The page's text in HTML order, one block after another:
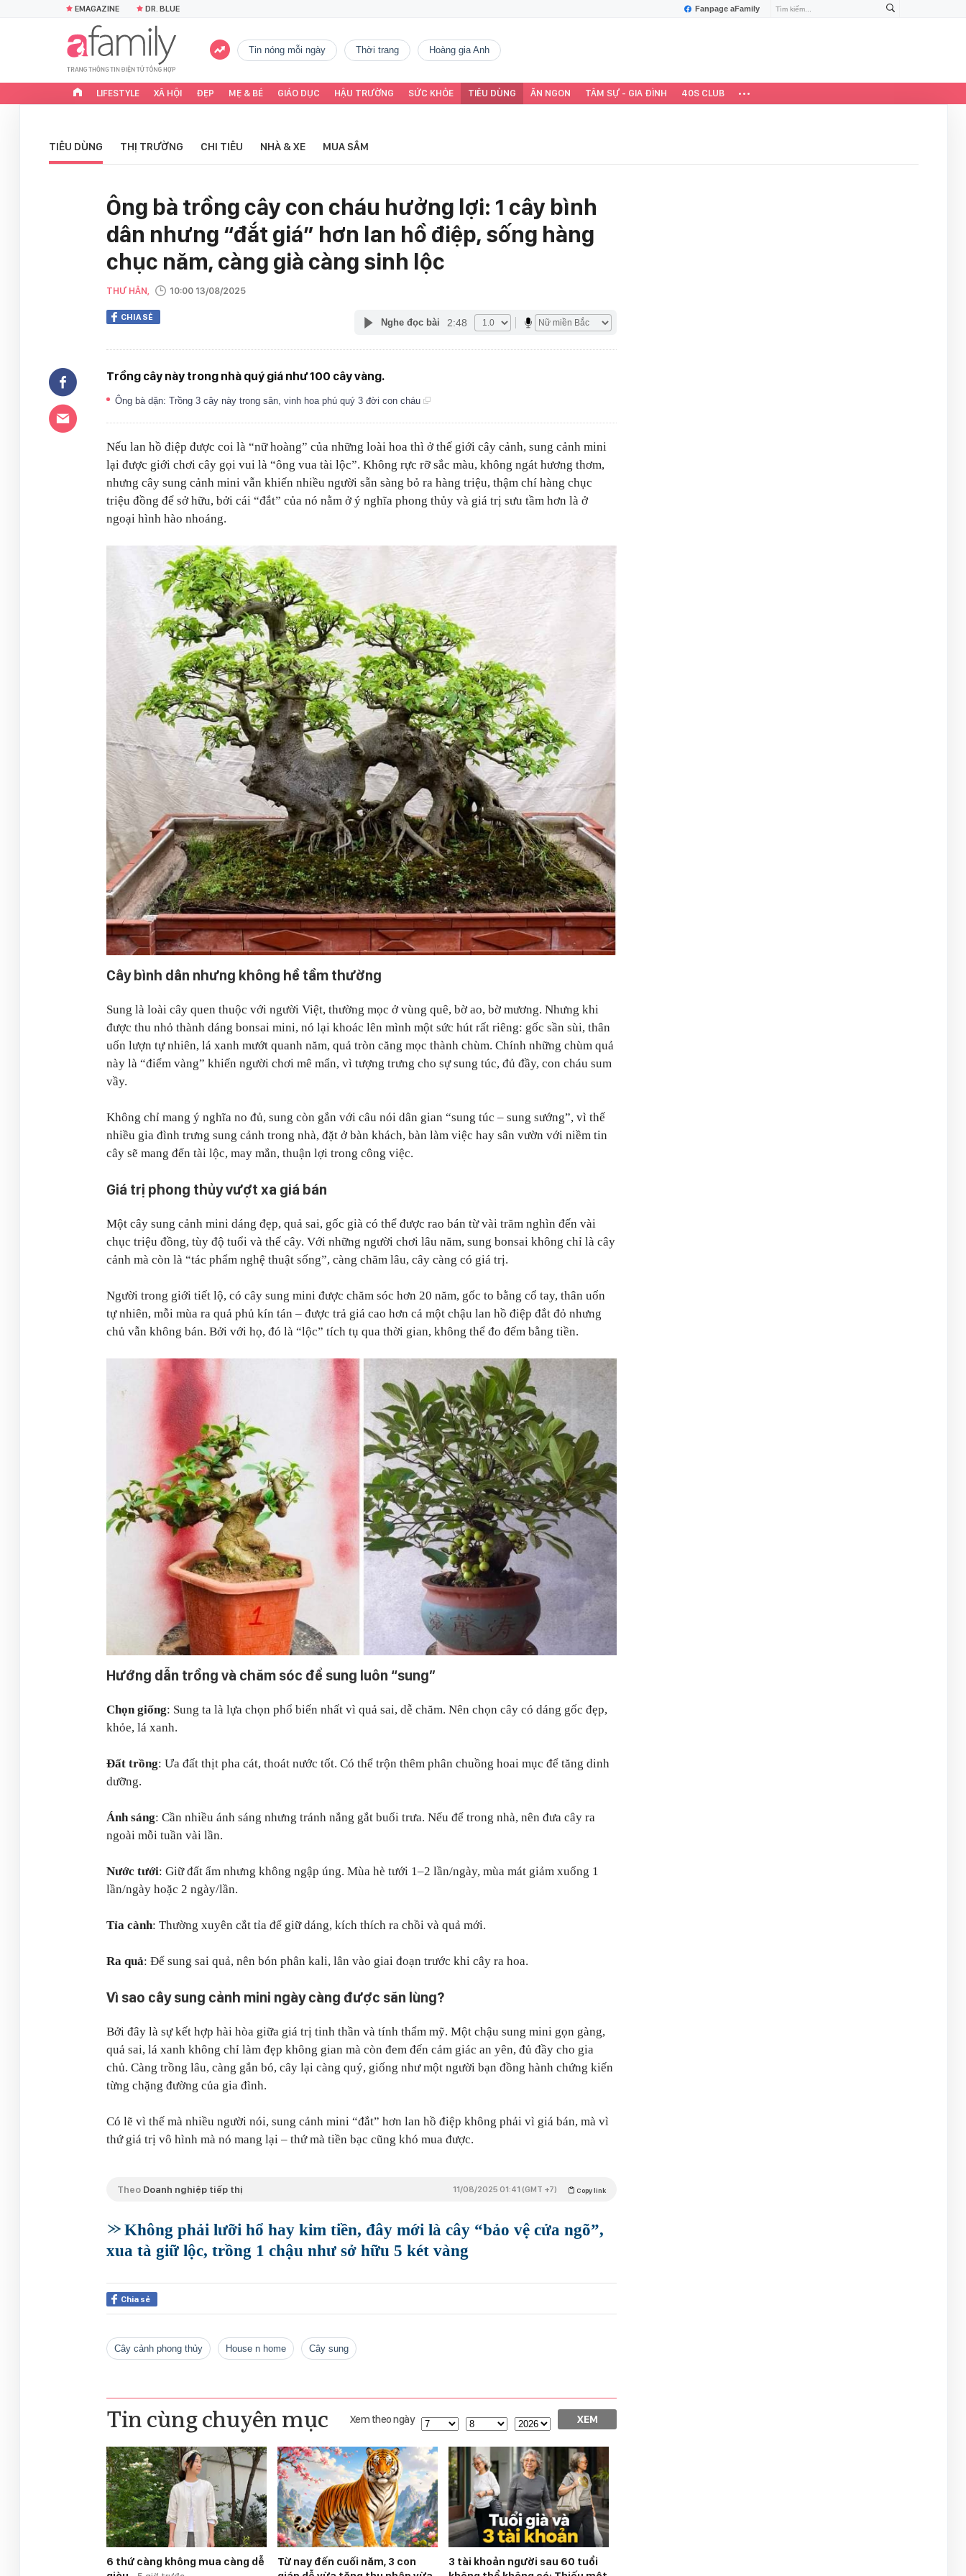
Fanpage aFamily
EMAGAZINE DR. BLUE
tin nóng mỗi ngày thời trang Hoàng gia Anh
LIFESTYLE XÃ HỘI ĐẸP MẸ & BÉ GIÁO DỤC HẬU TRƯỜNG SỨC KHỎE TIÊU DÙNG ĂN NGON TÂM SỰ - GIA ĐÌNH 40S CLUB
TIÊU DÙNG THỊ TRƯỜNG CHI TIÊU NHÀ & XE MUA SẮM
Ông bà trồng cây con cháu hưởng lợi: 1 cây bình
dân nhưng “đắt giá” hơn lan hồ điệp, sống hàng
chục năm, càng già càng sinh lộc
THƯ HÂN, 10:00 13/08/2025
CHIA SẺ Nghe đọc bài 2:48
Trồng cây này trong nhà quý giá như 100 cây vàng.
Ông bà dặn: Trồng 3 cây này trong sân, vinh hoa phú quý 3 đời con cháu
Nếu lan hồ điệp được coi là “nữ hoàng” của những loài hoa thì ở thế giới cây cảnh, sung cảnh mini
lại được giới chơi cây gọi vui là “ông vua tài lộc”. Không rực rỡ sắc màu, không ngát hương thơm,
nhưng cây sung cảnh mini vẫn khiến nhiều người sẵn sàng bỏ ra hàng triệu, thậm chí hàng chục
triệu đồng để sở hữu, bởi cái “đắt” của nó nằm ở ý nghĩa phong thủy và giá trị sưu tầm hơn là ở
ngoại hình hào nhoáng.
Cây bình dân nhưng không hề tầm thường
Sung là loài cây quen thuộc với người Việt, thường mọc ở vùng quê, bờ ao, bờ mương. Nhưng khi
được thu nhỏ thành dáng bonsai mini, nó lại khoác lên mình một sức hút rất riêng: gốc sần sùi, thân
uốn lượn tự nhiên, lá xanh mướt quanh năm, quả tròn căng mọc thành chùm. Chính những chùm quả
này là “điểm vàng” khiến người chơi mê mẩn, vì tượng trưng cho sự sung túc, đủ đầy, con cháu sum
vầy.
Không chỉ mang ý nghĩa no đủ, sung còn gắn với câu nói dân gian “sung túc – sung sướng”, vì thế
nhiều gia đình trưng sung cảnh trong nhà, đặt ở bàn khách, bàn làm việc hay sân vườn với niềm tin
cây sẽ mang đến tài lộc, may mắn, thuận lợi trong công việc.
Giá trị phong thủy vượt xa giá bán
Một cây sung cảnh mini dáng đẹp, quả sai, gốc già có thể được rao bán từ vài trăm nghìn đến vài
chục triệu đồng, tùy độ tuổi và thế cây. Với những người chơi lâu năm, sung bonsai không chỉ là cây
cảnh mà còn là “tác phẩm nghệ thuật sống”, càng chăm lâu, cây càng có giá trị.
Người trong giới tiết lộ, có cây sung mini được chăm sóc hơn 20 năm, gốc to bằng cổ tay, thân uốn
tự nhiên, mỗi mùa ra quả phủ kín tán – được trả giá cao hơn cả một chậu lan hồ điệp đắt đỏ nhưng
chủ vẫn không bán. Bởi với họ, đó là “lộc” tích tụ qua thời gian, không thể đo đếm bằng tiền.
Hướng dẫn trồng và chăm sóc để sung luôn “sung”
Chọn giống: Sung ta là lựa chọn phổ biến nhất vì quả sai, dễ chăm. Nên chọn cây có dáng gốc đẹp,
khỏe, lá xanh.
Đất trồng: Ưa đất thịt pha cát, thoát nước tốt. Có thể trộn thêm phân chuồng hoai mục để tăng dinh
dưỡng.
Ánh sáng: Cần nhiều ánh sáng nhưng tránh nắng gắt buổi trưa. Nếu để trong nhà, nên đưa cây ra
ngoài mỗi tuần vài lần.
Nước tưới: Giữ đất ẩm nhưng không ngập úng. Mùa hè tưới 1–2 lần/ngày, mùa mát giảm xuống 1
lần/ngày hoặc 2 ngày/lần.
Tỉa cành: Thường xuyên cắt tỉa để giữ dáng, kích thích ra chồi và quả mới.
Ra quả: Để sung sai quả, nên bón phân kali, lân vào giai đoạn trước khi cây ra hoa.
Vì sao cây sung cảnh mini ngày càng được săn lùng?
Bởi đây là sự kết hợp hài hòa giữa giá trị tinh thần và tính thẩm mỹ. Một chậu sung mini gọn gàng,
quả sai, lá xanh không chỉ làm đẹp không gian mà còn đem đến cảm giác an yên, đủ đầy cho gia
chủ. Càng trồng lâu, càng gắn bó, cây lại càng quý, giống như một người bạn đồng hành chứng kiến
từng chặng đường của gia đình.
Có lẽ vì thế mà nhiều người nói, sung cảnh mini “đắt” hơn lan hồ điệp không phải vì giá bán, mà vì
thứ giá trị vô hình mà nó mang lại – thứ mà tiền bạc cũng khó mua được.
Theo Doanh nghiệp tiếp thị Copy link
11/08/2025 01:41 (GMT +7)
Không phải lưỡi hổ hay kim tiền, đây mới là cây “bảo vệ cửa ngõ”,
xua tà giữ lộc, trồng 1 chậu như sở hữu 5 két vàng
Chia sẻ
cây cảnh phong thủy house n home cây sung
Tin cùng chuyên mục Xem theo ngày XEM
6 thứ càng không mua càng dễ
Từ nay đến cuối năm, 3 con
3 tài khoản người sau 60 tuổi